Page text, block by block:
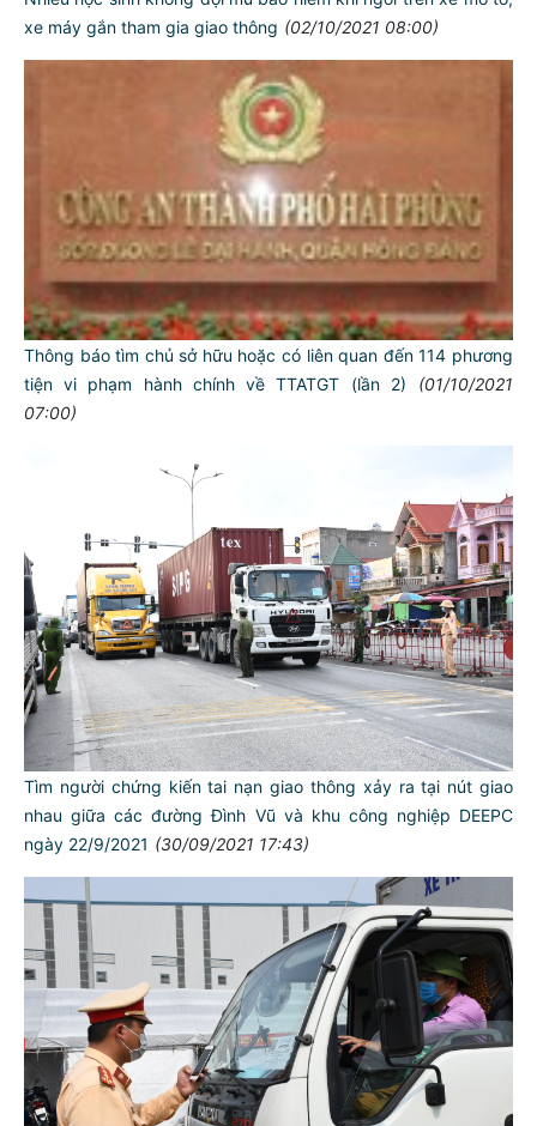
xe máy gắn tham gia giao thông (02/10/2021 08:00)
Thông báo tìm chủ sở hữu hoặc có liên quan đến 114 phương
tiện vi phạm hành chính về TTATGT (lần 2)
(01/10/2021
07:00)
Tìm người chứng kiến tai nạn giao thông xảy ra tại nút giao
nhau giữa các đường Đình Vũ và khu công nghiệp DEEPC
ngày 22/9/2021 (30/09/2021 17:43)